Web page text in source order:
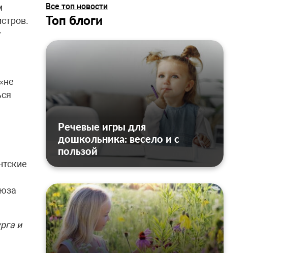
и
Все топ новости
Топ блоги
Речевые игры для
дошкольника: весело и с
пользой